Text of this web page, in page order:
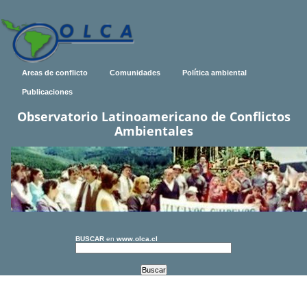
Areas de conflicto Comunidades Política ambiental
Publicaciones
Observatorio Latinoamericano de Conflictos
Ambientales
BUSCAR en www.olca.cl